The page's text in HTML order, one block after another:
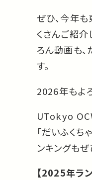
ぜひ、今年
くさんご紹介
ろん動画も
す。
2026年もよ
UTokyo
「だいふくち
ンキングもぜ
【2025年ラ